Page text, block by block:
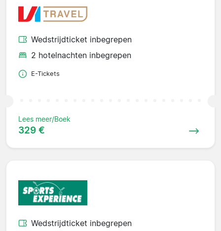
Wedstrijdticket inbegrepen
2 hotelnachten inbegrepen
E-Tickets
Lees meer/Boek
329 €
Wedstrijdticket inbegrepen